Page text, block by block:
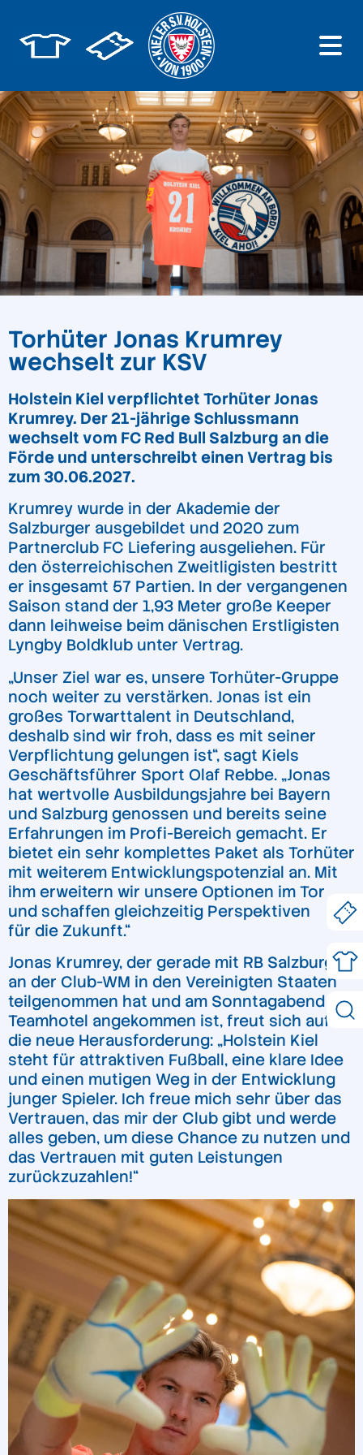
Torhüter Jonas Krumrey
wechselt zur KSV
Holstein Kiel verpflichtet Torhüter Jonas
Krumrey. Der 21-jährige Schlussmann
wechselt vom FC Red Bull Salzburg an die
Förde und unterschreibt einen Vertrag bis
zum 30.06.2027.
Krumrey wurde in der Akademie der
Salzburger ausgebildet und 2020 zum
Partnerclub FC Liefering ausgeliehen. Für
den österreichischen Zweitligisten bestritt
er insgesamt 57 Partien. In der vergangenen
Saison stand der 1,93 Meter große Keeper
dann leihweise beim dänischen Erstligisten
Lyngby Boldklub unter Vertrag.
„Unser Ziel war es, unsere Torhüter-Gruppe
noch weiter zu verstärken. Jonas ist ein
großes Torwarttalent in Deutschland,
deshalb sind wir froh, dass es mit seiner
Verpflichtung gelungen ist“, sagt Kiels
Geschäftsführer Sport Olaf Rebbe. „Jonas
hat wertvolle Ausbildungsjahre bei Bayern
und Salzburg genossen und bereits seine
Erfahrungen im Profi-Bereich gemacht. Er
bietet ein sehr komplettes Paket als Torhüter
mit weiterem Entwicklungspotenzial an. Mit
ihm erweitern wir unsere Optionen im Tor
und schaffen gleichzeitig Perspektiven
für die Zukunft.“
Jonas Krumrey, der gerade mit RB Salzburg
an der Club-WM in den Vereinigten Staaten
teilgenommen hat und am Sonntagabend im
Teamhotel angekommen ist, freut sich auf
die neue Herausforderung: „Holstein Kiel
steht für attraktiven Fußball, eine klare Idee
und einen mutigen Weg in der Entwicklung
junger Spieler. Ich freue mich sehr über das
Vertrauen, das mir der Club gibt und werde
alles geben, um diese Chance zu nutzen und
das Vertrauen mit guten Leistungen
zurückzuzahlen!“